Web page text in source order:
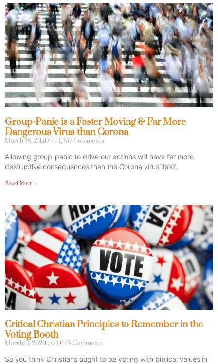
Group-Panic is a Faster Moving & Far More
Dangerous Virus than Corona
March 18, 2020 1,357 Comments
Allowing group-panic to drive our actions will have far more
destructive consequences than the Corona virus itself.
Read More »
Critical Christian Principles to Remember in the
Voting Booth
March 3, 2020 1,648 Comments
So you think Christians ought to be voting with biblical values in